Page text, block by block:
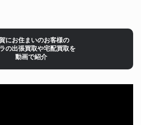
にお住まいのお客様の
の出張買取や宅配買取を
動画で紹介